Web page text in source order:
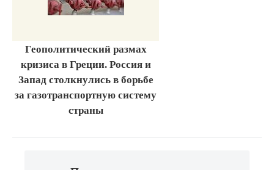
Геополитический размах
кризиса в Греции. Россия и
Запад столкнулись в борьбе
за газотранспортную систему
страны